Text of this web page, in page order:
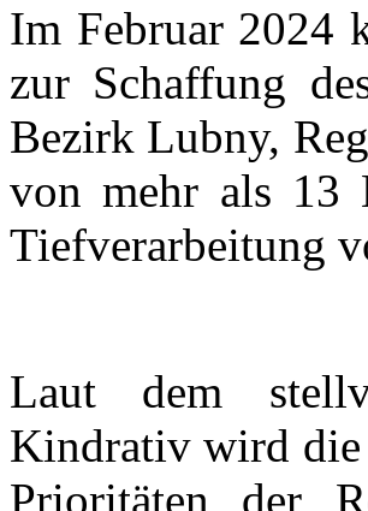
Im Februar 2024
zur Schaffung
Bezirk Lubny,
von mehr als 13
Tiefverarbeitung
Laut dem
Kindrativ wird die
Prioritäten der